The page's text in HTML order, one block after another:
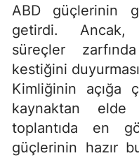
ABD güçlerinin
getirdi. Ancak,
süreçler
kestiğini
Kimliğinin açığa
kaynaktan
toplantıda en
güçlerinin hazır